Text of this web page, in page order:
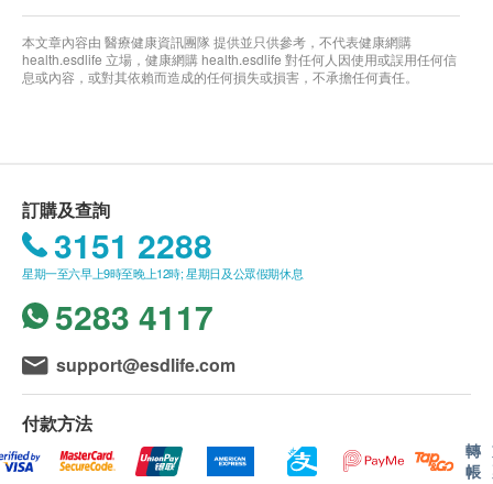
本文章內容由 醫療健康資訊團隊 提供並只供參考，不代表健康網購
health.esdlife 立場，健康網購 health.esdlife 對任何人因使用或誤用任何信
息或內容，或對其依賴而造成的任何損失或損害，不承擔任何責任。
訂購及查詢
3151 2288
星期一至六早上9時至晚上12時; 星期日及公眾假期休息
5283 4117
support@esdlife.com
付款方法
轉
帳